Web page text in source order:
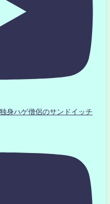
身ハゲ僧侶のサンドイッチ